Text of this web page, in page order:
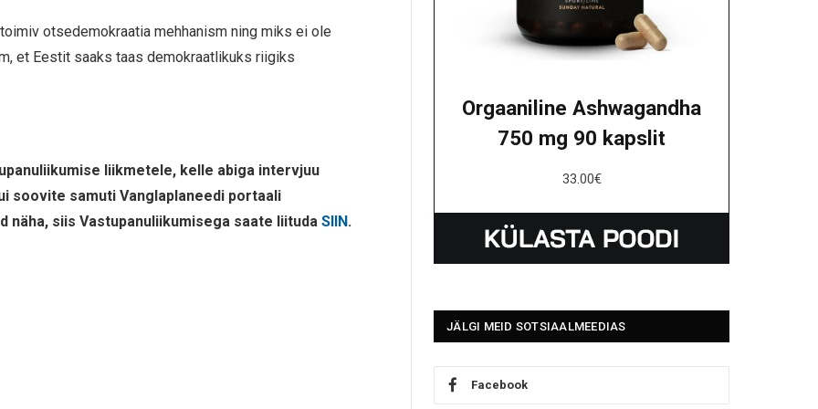
otsedemokraatia mehhanism ning miks ei ole
et Eestit saaks taas demokraatlikuks riigiks
liikmetele, kelle abiga intervjuu
soovite samuti Vanglaplaneedi portaali
näha, siis Vastupanuliikumisega saate liitudaSIIN.
Orgaaniline Ashwagandha
750 mg 90 kapslit
33.00€
JÄLGI MEID SOTSIAALMEEDIAS
Facebook